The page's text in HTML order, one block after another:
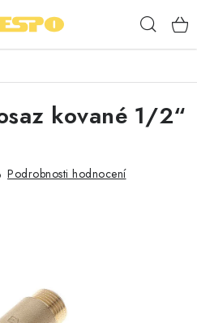
kované 1/2“
Podrobnosti hodnocení